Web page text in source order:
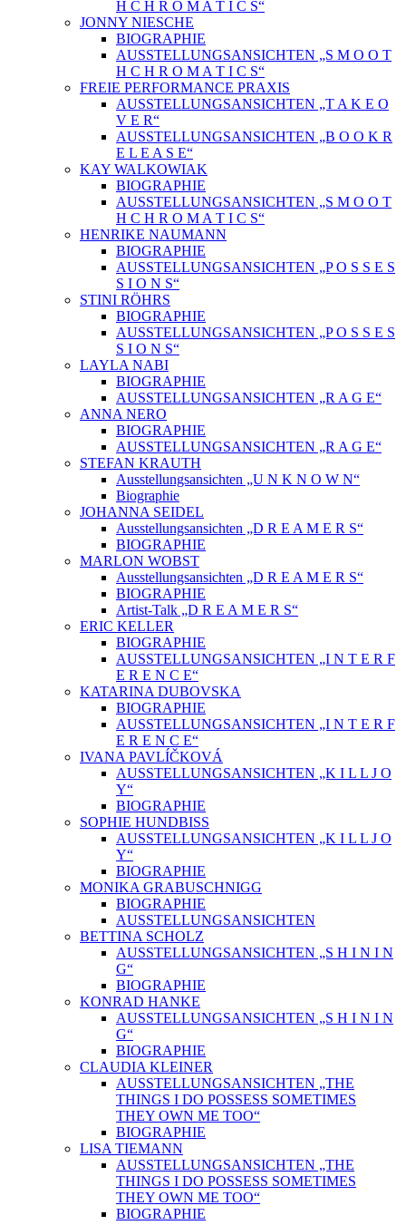
H C H R O M A T I C S“
JONNY NIESCHE
BIOGRAPHIE
AUSSTELLUNGSANSICHTEN „S M O O T
H C H R O M A T I C S“
FREIE PERFORMANCE PRAXIS
AUSSTELLUNGSANSICHTEN „T A K E O
V E R“
AUSSTELLUNGSANSICHTEN „B O O K R
E L E A S E“
KAY WALKOWIAK
BIOGRAPHIE
AUSSTELLUNGSANSICHTEN „S M O O T
H C H R O M A T I C S“
HENRIKE NAUMANN
BIOGRAPHIE
AUSSTELLUNGSANSICHTEN „P O S S E S
S I O N S“
STINI RÖHRS
BIOGRAPHIE
AUSSTELLUNGSANSICHTEN „P O S S E S
S I O N S“
LAYLA NABI
BIOGRAPHIE
AUSSTELLUNGSANSICHTEN „R A G E“
ANNA NERO
BIOGRAPHIE
AUSSTELLUNGSANSICHTEN „R A G E“
STEFAN KRAUTH
Ausstellungsansichten „U N K N O W N“
Biographie
JOHANNA SEIDEL
Ausstellungsansichten „D R E A M E R S“
BIOGRAPHIE
MARLON WOBST
Ausstellungsansichten „D R E A M E R S“
BIOGRAPHIE
Artist-Talk „D R E A M E R S“
ERIC KELLER
BIOGRAPHIE
AUSSTELLUNGSANSICHTEN „I N T E R F
E R E N C E“
KATARINA DUBOVSKA
BIOGRAPHIE
AUSSTELLUNGSANSICHTEN „I N T E R F
E R E N C E“
IVANA PAVLÍČKOVÁ
AUSSTELLUNGSANSICHTEN „K I L L J O
Y“
BIOGRAPHIE
SOPHIE HUNDBISS
AUSSTELLUNGSANSICHTEN „K I L L J O
Y“
BIOGRAPHIE
MONIKA GRABUSCHNIGG
BIOGRAPHIE
AUSSTELLUNGSANSICHTEN
BETTINA SCHOLZ
AUSSTELLUNGSANSICHTEN „S H I N I N
G“
BIOGRAPHIE
KONRAD HANKE
AUSSTELLUNGSANSICHTEN „S H I N I N
G“
BIOGRAPHIE
CLAUDIA KLEINER
AUSSTELLUNGSANSICHTEN „THE
THINGS I DO POSSESS SOMETIMES
THEY OWN ME TOO“
BIOGRAPHIE
LISA TIEMANN
AUSSTELLUNGSANSICHTEN „THE
THINGS I DO POSSESS SOMETIMES
THEY OWN ME TOO“
BIOGRAPHIE